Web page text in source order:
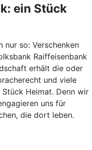
ein Stück
nur so: Verschenken
Raiffeisenbank
erhält die oder
und viele
Heimat. Denn wir
uns für
die dort leben.